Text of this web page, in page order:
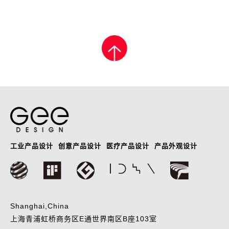
工业产品设计 创意产品设计 医疗产品设计 产品外观设计
Shanghai,China
上海青浦虹桥商务区E通世界南区B座103室